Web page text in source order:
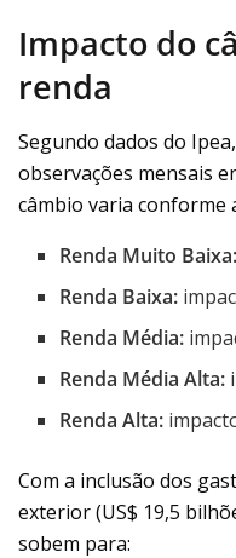
Impacto do
renda
Segundo dados do
observações mensais
câmbio varia conforme
Renda Muito Baixa:
Renda Baixa:
Renda Média:
Renda Média Alta:
Renda Alta:
Com a inclusão dos
exterior (US$ 19,5
sobem para: